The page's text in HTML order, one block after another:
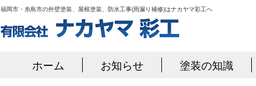
福岡市・糸島市の外壁塗装、屋根塗装、防水工事(雨漏り補修)はナカヤマ彩工へ
ホーム お知らせ 塗装の知識